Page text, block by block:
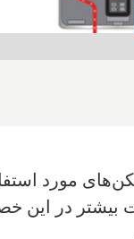
مورد
بیشتر در